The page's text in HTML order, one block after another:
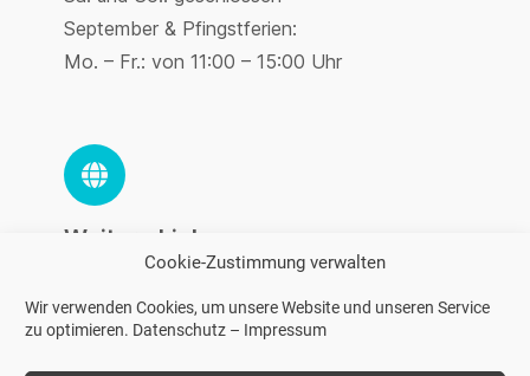
Cookie-Zustimmung verwalten
Wir verwenden Cookies, um unsere Website und unseren Service
zu optimieren. Datenschutz – Impressum
September & Pfingstferien:
Mo. – Fr.: von 11:00 – 15:00 Uhr
Weitere Links
Impressum
Datenschutz